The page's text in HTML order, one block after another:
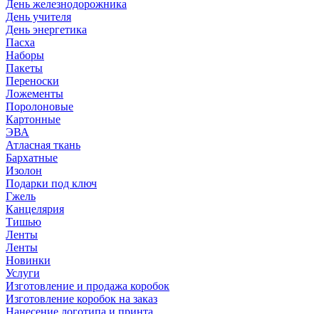
День железнодорожника
День учителя
День энергетика
Пасха
Наборы
Пакеты
Переноски
Ложементы
Поролоновые
Картонные
ЭВА
Атласная ткань
Бархатные
Изолон
Подарки под ключ
Гжель
Канцелярия
Тишью
Ленты
Ленты
Новинки
Услуги
Изготовление и продажа коробок
Изготовление коробок на заказ
Нанесение логотипа и принта